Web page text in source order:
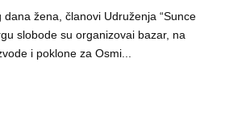
žena, članovi Udruženja “Sunce
slobode su organizovai bazar, na
i poklone za Osmi...